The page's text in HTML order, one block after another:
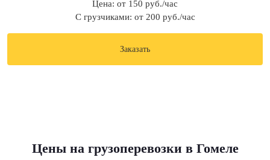
Цена: от 150 руб./час
С грузчиками: от 200 руб./час
Заказать
Цены на грузоперевозки в Гомеле